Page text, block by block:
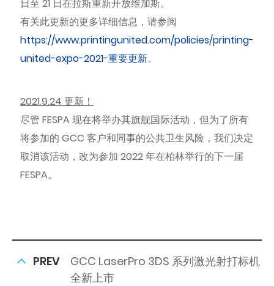
日至 21 日在拉斯重新开放维加斯。
有关此更新的更多详细信息，请参阅
https://www.printingunited.com/policies/printing-
united-expo-2021-重要更新。
2021.9.24 更新！
尽管 FESPA 现在将举办其旗舰国际活动，但为了所有
将参加的 GCC 客户和同事的公共卫生风险，我们决定
取消该活动，改为参加 2022 年在柏林举行的下一届
FESPA。
PREV
GCC LaserPro 3DS 系列激光射打标机
全新上市